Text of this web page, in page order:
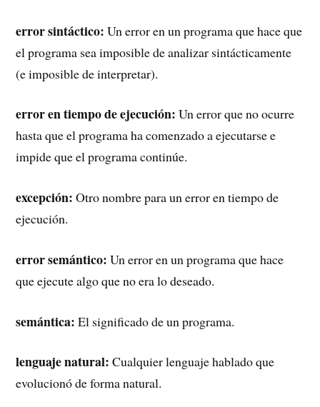
error sintáctico: Un error en un programa que hace que
el programa sea imposible de analizar sintácticamente
(e imposible de interpretar).
error en tiempo de ejecución: Un error que no ocurre
hasta que el programa ha comenzado a ejecutarse e
impide que el programa continúe.
excepción: Otro nombre para un error en tiempo de
ejecución.
error semántico: Un error en un programa que hace
que ejecute algo que no era lo deseado.
semántica: El significado de un programa.
lenguaje natural: Cualquier lenguaje hablado que
evolucionó de forma natural.